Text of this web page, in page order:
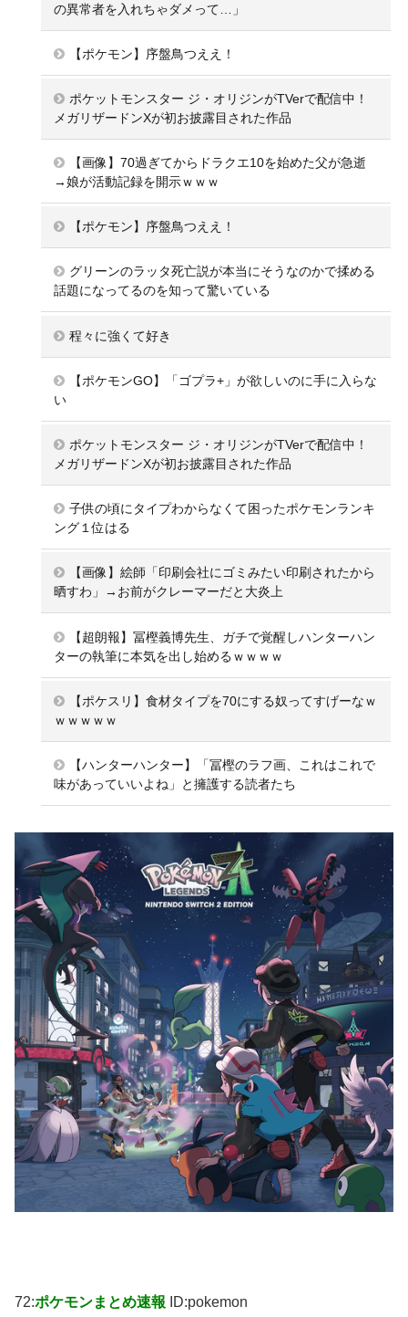
の異常者を入れちゃダメって…」
【ポケモン】序盤鳥つええ！
ポケットモンスター ジ・オリジンがTVerで配信中！
メガリザードンXが初お披露目された作品
【画像】70過ぎてからドラクエ10を始めた父が急逝
→娘が活動記録を開示ｗｗｗ
【ポケモン】序盤鳥つええ！
グリーンのラッタ死亡説が本当にそうなのかで揉める
話題になってるのを知って驚いている
程々に強くて好き
【ポケモンGO】「ゴプラ+」が欲しいのに手に入らな
い
ポケットモンスター ジ・オリジンがTVerで配信中！
メガリザードンXが初お披露目された作品
子供の頃にタイプわからなくて困ったポケモンランキ
ング１位はる
【画像】絵師「印刷会社にゴミみたい印刷されたから
晒すわ」→お前がクレーマーだと大炎上
【超朗報】冨樫義博先生、ガチで覚醒しハンターハン
ターの執筆に本気を出し始めるｗｗｗｗ
【ポケスリ】食材タイプを70にする奴ってすげーなｗ
ｗｗｗｗｗ
【ハンターハンター】「冨樫のラフ画、これはこれで
味があっていいよね」と擁護する読者たち
72:ポケモンまとめ速報 ID:pokemon